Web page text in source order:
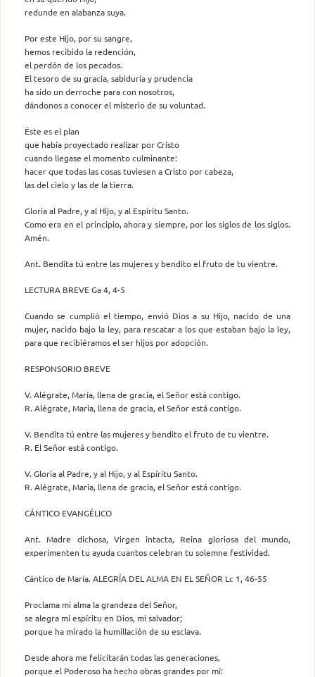
redunde en alabanza suya.
Por este Hijo, por su sangre,
hemos recibido la redención,
el perdón de los pecados.
El tesoro de su gracia, sabiduría y prudencia
ha sido un derroche para con nosotros,
dándonos a conocer el misterio de su voluntad.
Éste es el plan
que había proyectado realizar por Cristo
cuando llegase el momento culminante:
hacer que todas las cosas tuviesen a Cristo por cabeza,
las del cielo y las de la tierra.
Gloria al Padre, y al Hijo, y al Espíritu Santo.
Como era en el principio, ahora y siempre, por los siglos de los siglos.
Amén.
Ant. Bendita tú entre las mujeres y bendito el fruto de tu vientre.
LECTURA BREVE Ga 4, 4-5
Cuando se cumplió el tiempo, envió Dios a su Hijo, nacido de una
mujer, nacido bajo la ley, para rescatar a los que estaban bajo la ley,
para que recibiéramos el ser hijos por adopción.
RESPONSORIO BREVE
V. Alégrate, María, llena de gracia, el Señor está contigo.
R. Alégrate, María, llena de gracia, el Señor está contigo.
V. Bendita tú entre las mujeres y bendito el fruto de tu vientre.
R. El Señor está contigo.
V. Gloria al Padre, y al Hijo, y al Espíritu Santo.
R. Alégrate, María, llena de gracia, el Señor está contigo.
CÁNTICO EVANGÉLICO
Ant. Madre dichosa, Virgen intacta, Reina gloriosa del mundo,
experimenten tu ayuda cuantos celebran tu solemne festividad.
Cántico de María. ALEGRÍA DEL ALMA EN EL SEÑOR Lc 1, 46-55
Proclama mi alma la grandeza del Señor,
se alegra mi espíritu en Dios, mi salvador;
porque ha mirado la humillación de su esclava.
Desde ahora me felicitarán todas las generaciones,
porque el Poderoso ha hecho obras grandes por mí: